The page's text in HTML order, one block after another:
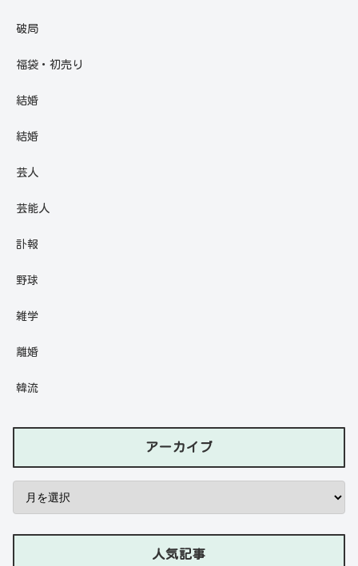
破局
福袋・初売り
結婚
結婚
芸人
芸能人
訃報
野球
雑学
離婚
韓流
アーカイブ
人気記事
石川ケニーは父と兄は野球選手で母親はアメ